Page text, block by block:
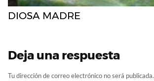
DIOSA MADRE
Deja una respuesta
Tu dirección de correo electrónico no será publicada.